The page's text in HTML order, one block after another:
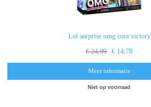
Lol surprise omg core victory
€ 24,99 € 14,78
Meer informatie
Niet op voorraad